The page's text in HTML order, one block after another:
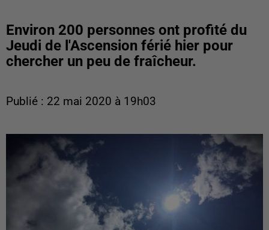
Environ 200 personnes ont profité du
Jeudi de l'Ascension férié hier pour
chercher un peu de fraîcheur.
Publié : 22 mai 2020 à 19h03